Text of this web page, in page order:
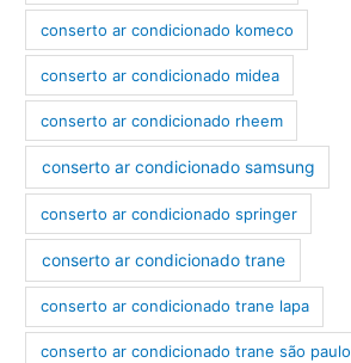
conserto ar condicionado komeco
conserto ar condicionado midea
conserto ar condicionado rheem
conserto ar condicionado samsung
conserto ar condicionado springer
conserto ar condicionado trane
conserto ar condicionado trane lapa
conserto ar condicionado trane são paulo